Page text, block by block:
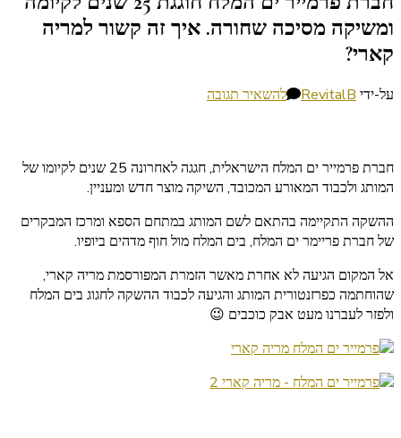
ומשיקה מסיכה שחורה. איך זה קשור למריה
קארי?
על-ידי RevitalB להשאיר תגובהבנושא
המלח
חוגגת
שנים
לקיומה
ומשיקה
מסיכה
חברת פרמייר ים המלח הישראלית, חגגה לאחרונה 25 שנים לקיומו של
המותג ולכבוד המאורע המכובד, השיקה מוצר חדש ומעניין.
ההשקה התקיימה בהתאם לשם המותג במתחם הספא ומרכז המבקרים
של חברת פריימר ים המלח, בים המלח מול חוף מדהים ביופיו.
אל המקום הגיעה לא אחרת מאשר הזמרת המפורסמת מריה קארי,
שהוחתמה כפרזנטורית המותג והגיעה לכבוד ההשקה לחגוג בים המלח
ולפזר לעברנו מעט אבק כוכבים 😉